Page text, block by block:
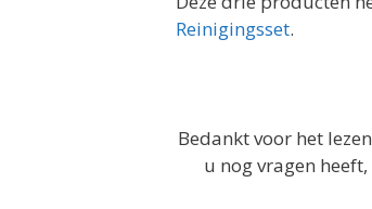
Reinigingsset.
Bedankt voor het
u nog vragen